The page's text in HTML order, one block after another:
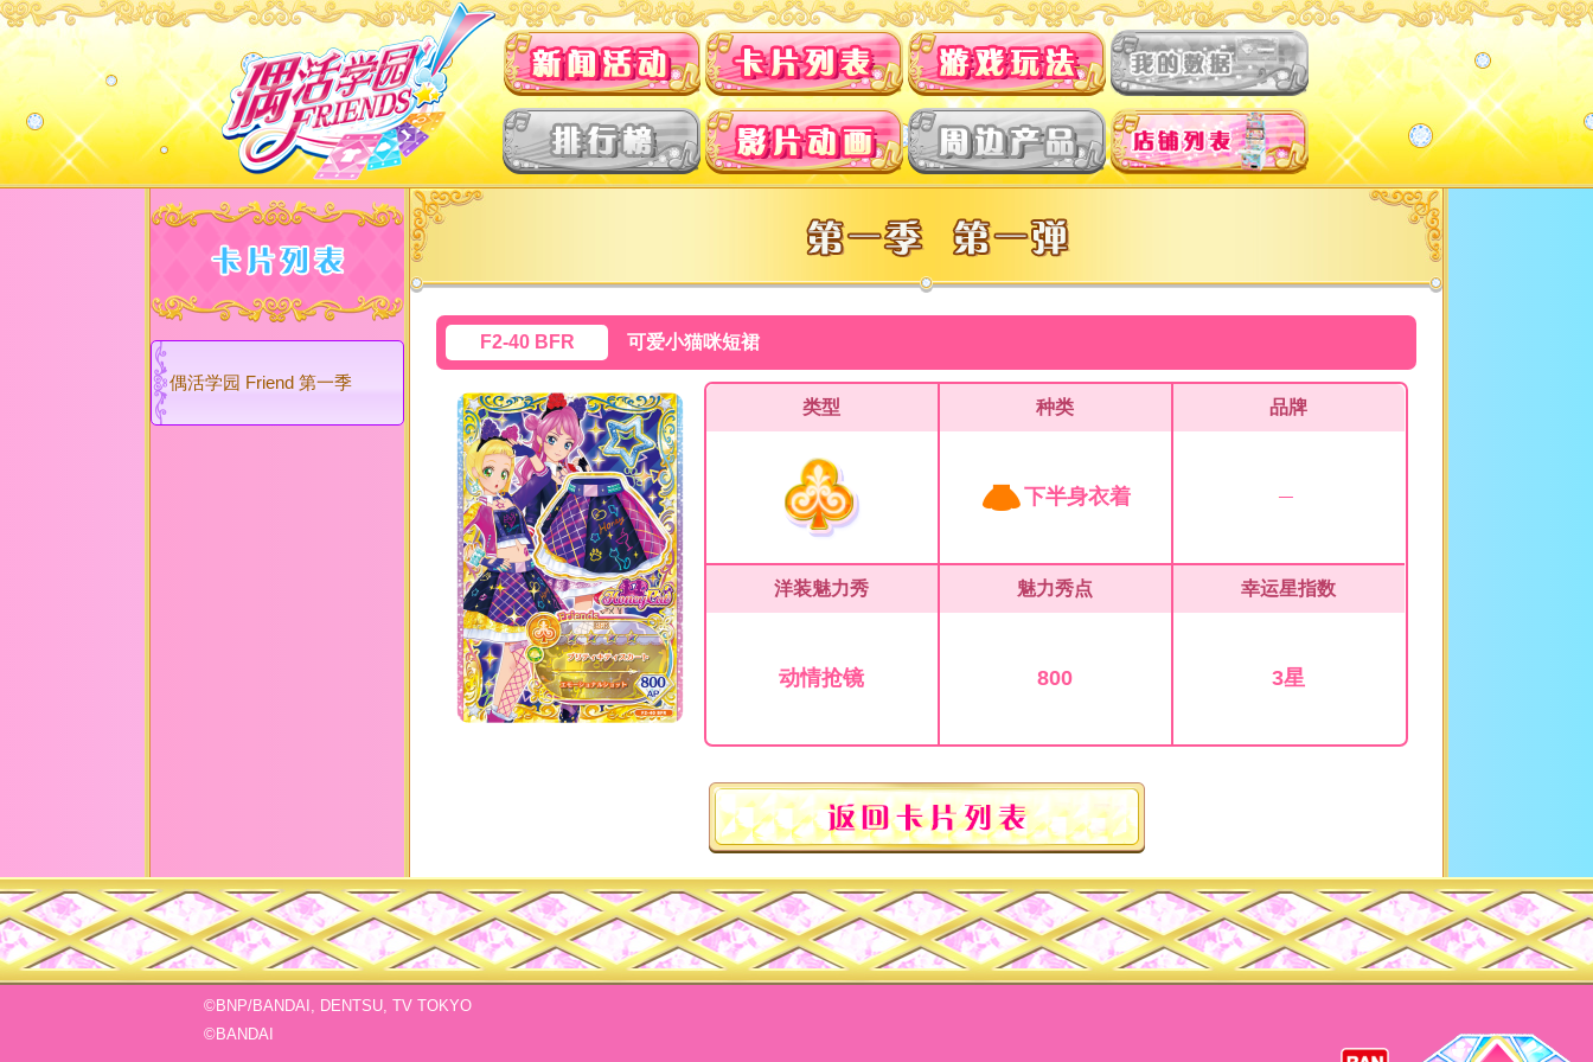
F2-40 BFR 可爱小猫咪短裙
类型 种类
下半身衣着
品牌
洋装魅力秀
动情抢镜
魅力秀点
800
幸运星指数
3星
偶活学园 Friend 第一季
©BNP/BANDAI, DENTSU, TV TOKYO
©BANDAI